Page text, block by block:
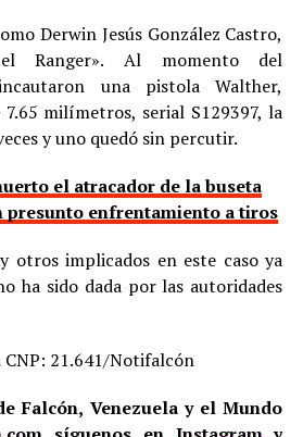
Derwin Jesús González Castro,
Ranger». Al momento del
una pistola Walther,
milímetros, serial S129397, la
y uno quedó sin percutir.
el atracador de la buseta
presunto enfrentamiento a tiros
otros implicados en este caso ya
ha sido dada por las autoridades
21.641/Notifalcón
Falcón, Venezuela y el Mundo